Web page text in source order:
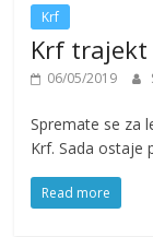
Krf
Krf trajekt
06/05/2019
Spremate se za
Krf. Sada ostaje
Read more